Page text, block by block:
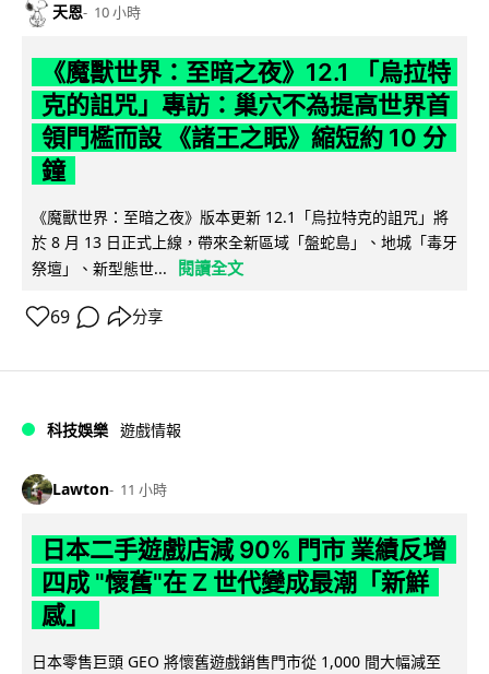
天恩 10 小時
《魔獸世界：至暗之夜》12.1 「烏拉特
克的詛咒」專訪：巢穴不為提高世界首
領門檻而設 《諸王之眠》縮短約 10 分
鐘
《魔獸世界：至暗之夜》版本更新 12.1「烏拉特克的詛咒」將
於 8 月 13 日正式上線，帶來全新區域「盤蛇島」、地城「毒牙
祭壇」、新型態世...
閱讀全文
69 分享
科技娛樂 遊戲情報
Lawton 11 小時
日本二手遊戲店減 90% 門市 業績反增
四成 "懷舊"在 Z 世代變成最潮「新鮮
感」
日本零售巨頭 GEO 將懷舊遊戲銷售門市從 1,000 間大幅減至